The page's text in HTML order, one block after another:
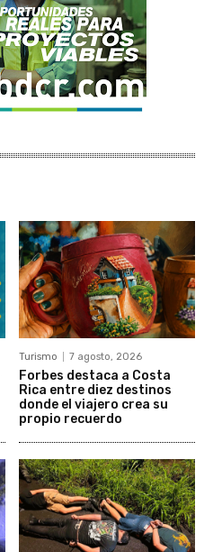
Turismo 7 agosto, 2026
Forbes destaca a Costa
Rica entre diez destinos
donde el viajero crea su
propio recuerdo